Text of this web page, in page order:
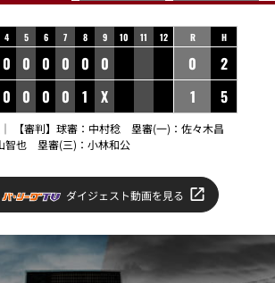
4 5 6 7 8 9 10 11 12
0 0 0 0 0 0
0 0 0 0 1 X
R H
0
2
1
5
【審判】球審：中村稔 塁審(一)：佐々木昌
也 塁審(三)：小林和公
ダイジェスト動画を見る